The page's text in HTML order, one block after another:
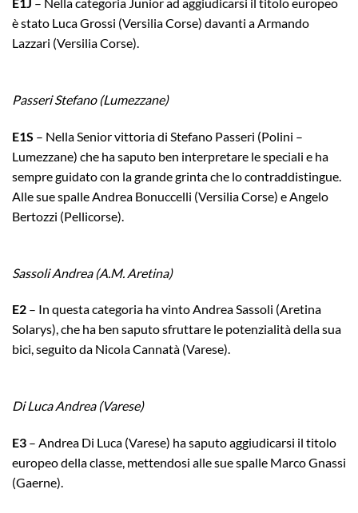
è stato Luca Grossi (Versilia Corse) davanti a Armando
Lazzari (Versilia Corse).
Passeri Stefano (Lumezzane)
E1S – Nella Senior vittoria di Stefano Passeri (Polini –
Lumezzane) che ha saputo ben interpretare le speciali e ha
sempre guidato con la grande grinta che lo contraddistingue.
Alle sue spalle Andrea Bonuccelli (Versilia Corse) e Angelo
Bertozzi (Pellicorse).
Sassoli Andrea (A.M. Aretina)
E2 – In questa categoria ha vinto Andrea Sassoli (Aretina
Solarys), che ha ben saputo sfruttare le potenzialità della sua
bici, seguito da Nicola Cannatà (Varese).
Di Luca Andrea (Varese)
E3 – Andrea Di Luca (Varese) ha saputo aggiudicarsi il titolo
europeo della classe, mettendosi alle sue spalle Marco Gnassi
(Gaerne).